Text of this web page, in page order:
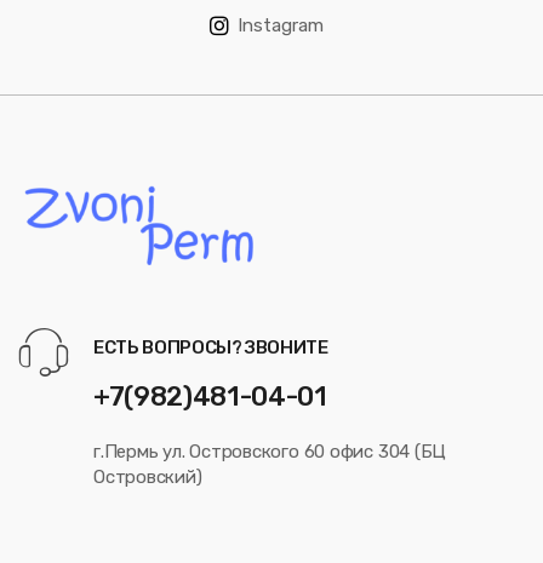
Instagram
ЕСТЬ ВОПРОСЫ? ЗВОНИТЕ
+7(982)481-04-01
г.Пермь ул. Островского 60 офис 304 (БЦ
Островский)